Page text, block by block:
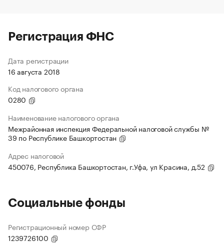
Регистрация ФНС
Дата регистрации
16 августа 2018
Код налогового органа
0280
Наименование налогового органа
Межрайонная инспекция Федеральной налоговой службы №
39 по Республике Башкортостан
Адрес налоговой
450076, Республика Башкортостан, г.Уфа, ул Красина, д.52
Социальные фонды
Регистрационный номер СФР
1239726100